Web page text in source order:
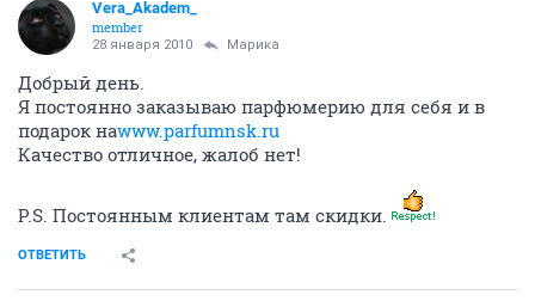
Vera_Akadem_
member
28 января 2010 Марика
Добрый день.
Я постоянно заказываю парфюмерию для себя и в
подарок наwww.parfumnsk.ru
Качество отличное, жалоб нет!
P.S. Постоянным клиентам там скидки.
ОТВЕТИТЬ